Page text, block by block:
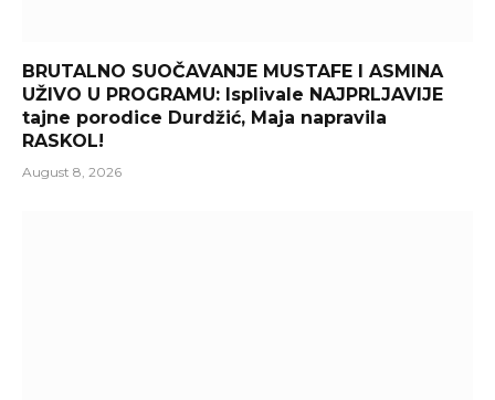
BRUTALNO SUOČAVANJE MUSTAFE I ASMINA
UŽIVO U PROGRAMU: Isplivale NAJPRLJAVIJE
tajne porodice Durdžić, Maja napravila
RASKOL!
August 8, 2026